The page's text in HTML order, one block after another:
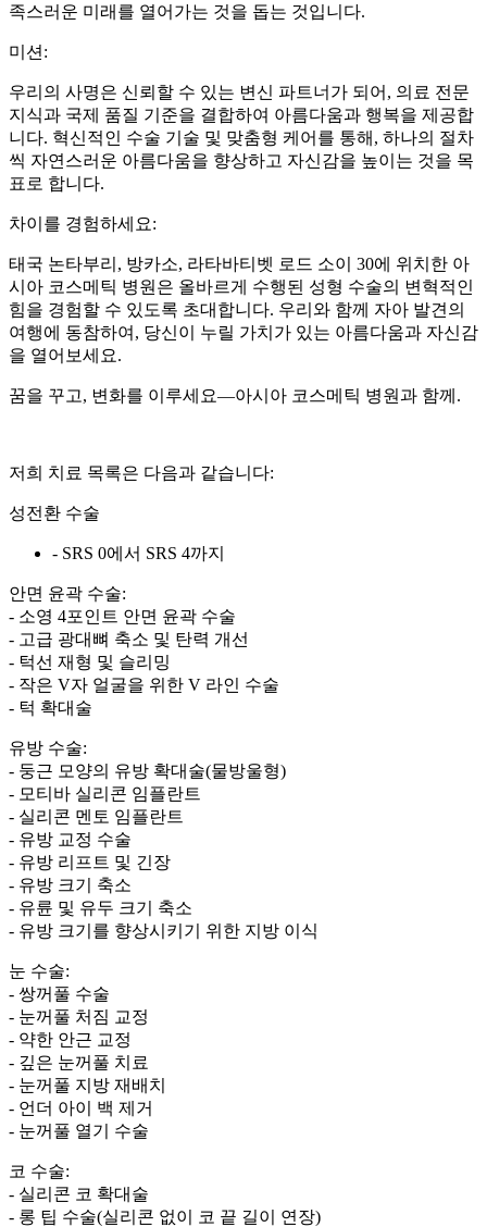
족스러운 미래를 열어가는 것을 돕는 것입니다.
미션:
우리의 사명은 신뢰할 수 있는 변신 파트너가 되어, 의료 전문
지식과 국제 품질 기준을 결합하여 아름다움과 행복을 제공합
니다. 혁신적인 수술 기술 및 맞춤형 케어를 통해, 하나의 절차
씩 자연스러운 아름다움을 향상하고 자신감을 높이는 것을 목
표로 합니다.
차이를 경험하세요:
태국 논타부리, 방카소, 라타바티벳 로드 소이 30에 위치한 아
시아 코스메틱 병원은 올바르게 수행된 성형 수술의 변혁적인
힘을 경험할 수 있도록 초대합니다. 우리와 함께 자아 발견의
여행에 동참하여, 당신이 누릴 가치가 있는 아름다움과 자신감
을 열어보세요.
꿈을 꾸고, 변화를 이루세요—아시아 코스메틱 병원과 함께.
저희 치료 목록은 다음과 같습니다:
성전환 수술
- SRS 0에서 SRS 4까지
안면 윤곽 수술:
- 소영 4포인트 안면 윤곽 수술
- 고급 광대뼈 축소 및 탄력 개선
- 턱선 재형 및 슬리밍
- 작은 V자 얼굴을 위한 V 라인 수술
- 턱 확대술
유방 수술:
- 둥근 모양의 유방 확대술(물방울형)
- 모티바 실리콘 임플란트
- 실리콘 멘토 임플란트
- 유방 교정 수술
- 유방 리프트 및 긴장
- 유방 크기 축소
- 유륜 및 유두 크기 축소
- 유방 크기를 향상시키기 위한 지방 이식
눈 수술:
- 쌍꺼풀 수술
- 눈꺼풀 처짐 교정
- 약한 안근 교정
- 깊은 눈꺼풀 치료
- 눈꺼풀 지방 재배치
- 언더 아이 백 제거
- 눈꺼풀 열기 수술
코 수술:
- 실리콘 코 확대술
- 롱 팁 수술(실리콘 없이 코 끝 길이 연장)